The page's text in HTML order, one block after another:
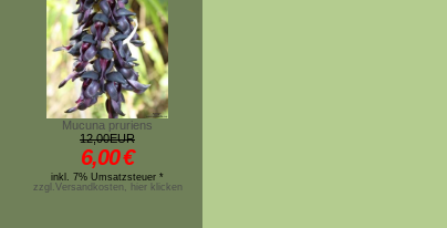
Mucuna pruriens
12,00EUR
6,00€
inkl. 7% Umsatzsteuer *
zzgl.Versandkosten, hier klicken